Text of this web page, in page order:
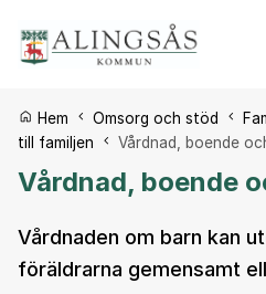
Du är här:
Hem Omsorg och stöd
till familjen
Vårdnad, boende
Vårdnad, boende
Vårdnaden om barn kan
föräldrarna gemensamt